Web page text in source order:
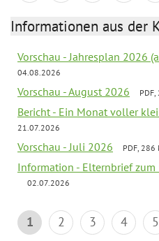
Informationen aus der
Vorschau - Jahresplan 2026
04.08.2026
Vorschau - August 2026
Bericht - Ein Monat voller
21.07.2026
Vorschau - Juli 2026 PDF, 286
Information - Elternbrief zum
02.07.2026
1 2 3 4 5